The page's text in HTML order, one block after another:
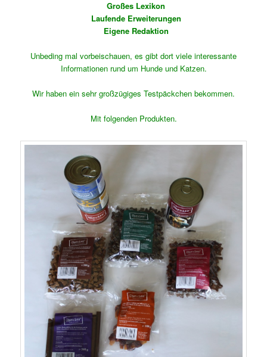
Großes Lexikon
Laufende Erweiterungen
Eigene Redaktion
Unbeding mal vorbeischauen, es gibt dort viele interessante
Informationen rund um Hunde und Katzen.
Wir haben ein sehr großzügiges Testpäckchen bekommen.
Mit folgenden Produkten.